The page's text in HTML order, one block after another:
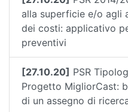
alla superficie e/o agli
dei costi: applicativo
preventivi
[27.10.20] PSR
Progetto MigliorCast:
di un assegno di